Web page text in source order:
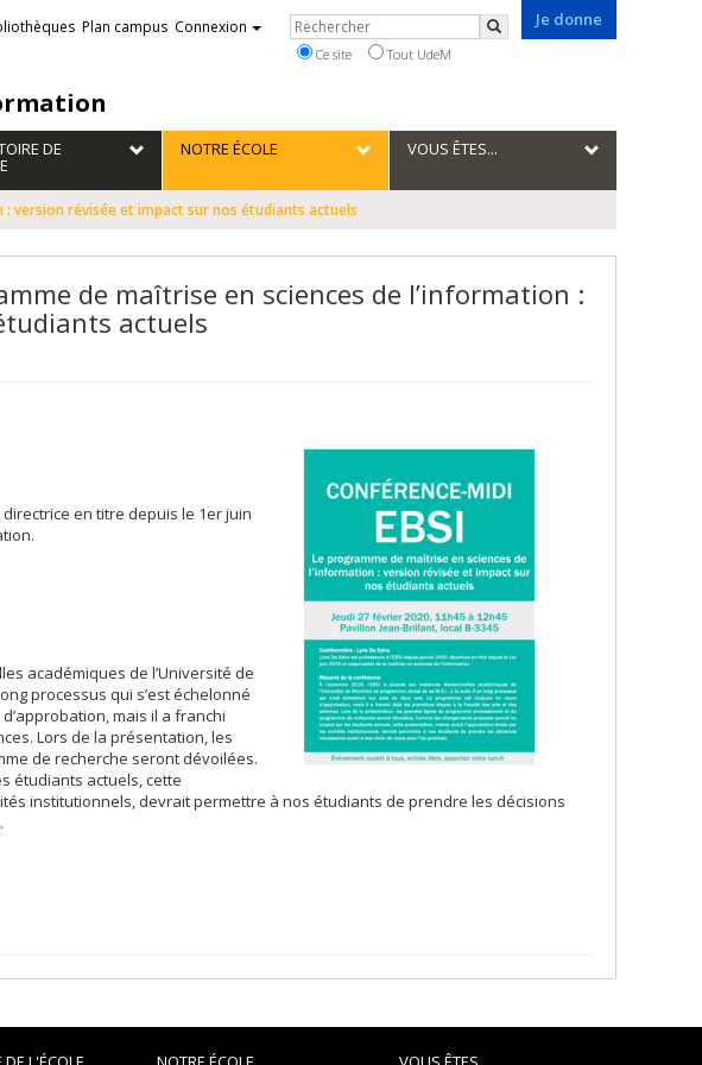
Je donne
Plan campus Connexion Rechercher
Rechercher
Ce site Tout UdeM
DE NOTRE ÉCOLE VOUS ÊTES...
version révisée et impact sur nos étudiants actuels
de maîtrise en sciences de l’information :
actuels
directrice en titre depuis le 1er juin
académiques de l’Université de
processus qui s’est échelonné
mais il a franchi
Lors de la présentation, les
de recherche seront dévoilées.
étudiants actuels, cette
institutionnels, devrait permettre à nos étudiants de prendre les décisions